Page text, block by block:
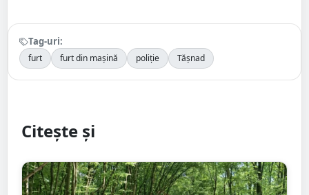
Tag-uri:
furt furt din mașină poliție Tășnad
Citește și